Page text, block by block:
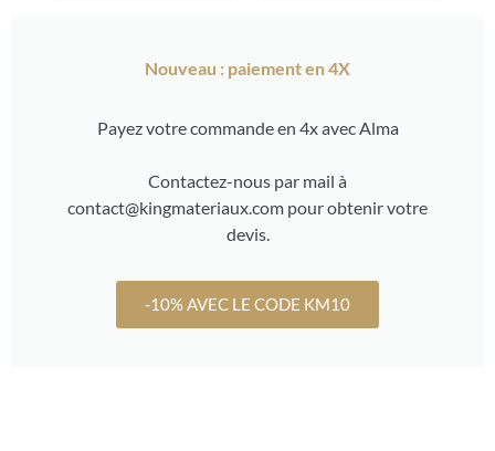
Nouveau : paiement en 4X
Payez votre commande en 4x avec Alma
Contactez-nous par mail à
contact@kingmateriaux.com pour obtenir votre
devis.
-10% AVEC LE CODE KM10